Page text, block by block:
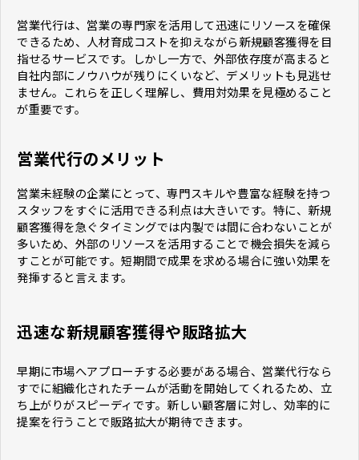
営業代行は、営業の専門家を活用して迅速にリソースを確保
できるため、人材育成コストを抑えながら新規顧客獲得を目
指せるサービスです。しかし一方で、外部依存度が高まると
自社内部にノウハウが残りにくいなど、デメリットも見逃せ
ません。これらを正しく理解し、費用対効果を見極めること
が重要です。
営業代行のメリット
営業未経験の企業にとって、専門スキルや豊富な経験を持つ
スタッフをすぐに活用できる利点は大きいです。特に、新規
顧客獲得を急ぐタイミングでは内製では間に合わないことが
多いため、外部のリソースを活用することで機会損失を減ら
すことが可能です。短期間で成果を求める場合に強い効果を
発揮すると言えます。
迅速な新規顧客獲得や販路拡大
早期に市場へアプローチする必要がある場合、営業代行なら
すでに組織化されたチームが活動を開始してくれるため、立
ち上がりがスピーディです。新しい顧客層に対し、効率的に
提案を行うことで販路拡大が期待できます。